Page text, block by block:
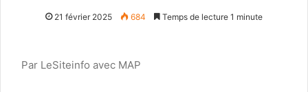
21 février 2025 684 Temps de lecture 1 minute
Par LeSiteinfo avec MAP